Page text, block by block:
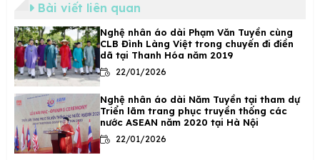
Bài viết liên quan
Nghệ nhân áo dài Phạm Văn Tuyền cùng
CLB Đình Làng Việt trong chuyến đi điền
dã tại Thanh Hóa năm 2019
22/01/2026
Nghệ nhân áo dài Năm Tuyền tại tham dự
Triển lãm trang phục truyền thống các
nước ASEAN năm 2020 tại Hà Nội
22/01/2026